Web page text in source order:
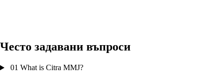
Често задавани въпроси
01 What is Citra MMJ?